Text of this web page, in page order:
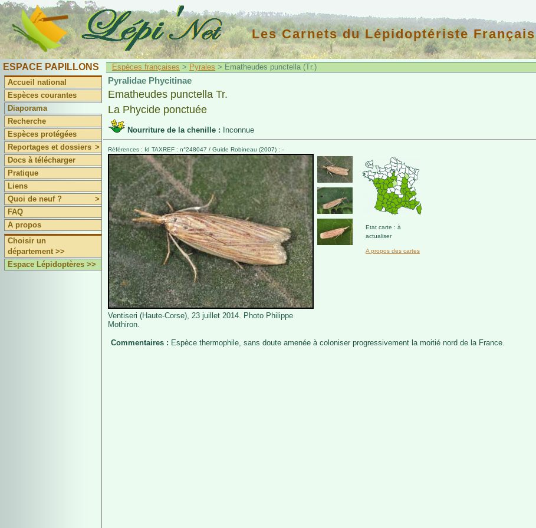
Les Carnets du Lépidoptériste Français
ESPACE PAPILLONS
Accueil national
Espèces courantes
Diaporama
Recherche
Espèces protégées
Reportages et dossiers >
Docs à télécharger
Pratique
Liens
Quoi de neuf ?
>
FAQ
A propos
Choisir un
département >>
Espace Lépidoptères >>
Espèces françaises > Pyrales > Ematheudes punctella (Tr.)
Pyralidae Phycitinae
Ematheudes punctella Tr.
La Phycide ponctuée
Nourriture de la chenille : Inconnue
Références : Id TAXREF : n°248047 / Guide Robineau (2007) : -
Ventiseri (Haute-Corse), 23 juillet 2014. Photo Philippe
Mothiron.
Etat carte : à
actualiser
A propos des cartes
Commentaires : Espèce thermophile, sans doute amenée à coloniser progressivement la moitié nord de la France.